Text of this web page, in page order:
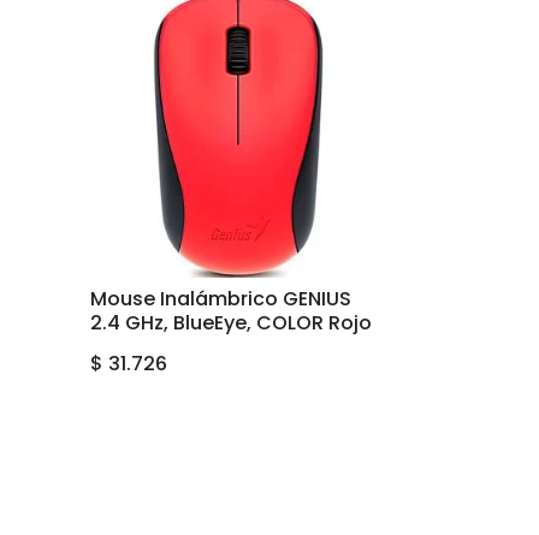
Mouse Inalámbrico GENIUS
2.4 GHz, BlueEye, COLOR Rojo
$ 31.726